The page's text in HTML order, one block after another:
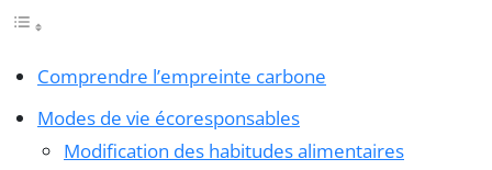
Comprendre l’empreinte carbone
Modes de vie écoresponsables
Modification des habitudes alimentaires